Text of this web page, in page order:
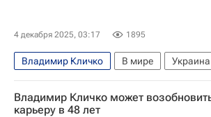
4 декабря 2025, 03:17 1895
Владимир Кличко В мире
Украина
Россия
Киев
Вооруженные силы
Facebook
Владимир Кличко может
карьеру в 48 лет